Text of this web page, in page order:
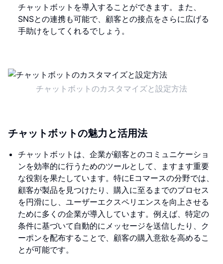
チャットボットを導入することができます。また、
SNSとの連携も可能で、顧客との接点をさらに広げる
手助けをしてくれるでしょう。
チャットボットのカスタマイズと設定方法
チャットボットの魅力と活用法
チャットボットは、企業が顧客とのコミュニケーショ
ンを効率的に行うためのツールとして、ますます重要
な役割を果たしています。特にEコマースの分野では、
顧客が製品を見つけたり、購入に至るまでのプロセス
を円滑にし、ユーザーエクスペリエンスを向上させる
ために多くの企業が導入しています。例えば、特定の
条件に基づいて自動的にメッセージを送信したり、ク
ーポンを配布することで、顧客の購入意欲を高めるこ
とが可能です。